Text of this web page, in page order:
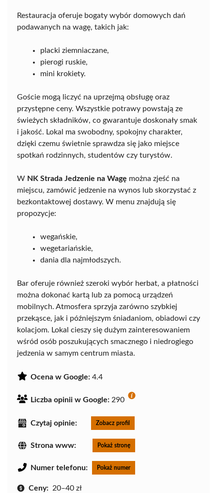
Restauracja oferuje bogaty wybór domowych dań
podawanych na wagę, takich jak:
placki ziemniaczane,
pierogi ruskie,
mini krokiety.
Goście mogą liczyć na uprzejmą obsługę oraz
przystępne ceny. Wszystkie potrawy powstają ze
świeżych składników, co gwarantuje doskonały smak
i jakość. Lokal ma swobodny, spokojny charakter,
dzięki czemu świetnie sprawdza się jako miejsce
spotkań rodzinnych, studentów czy turystów.
W NK Strada Jedzenie na Wagę można zjeść na
miejscu, zamówić jedzenie na wynos lub skorzystać z
bezkontaktowej dostawy. W menu znajdują się
propozycje:
wegańskie,
wegetariańskie,
dania dla najmłodszych.
Bar oferuje również szeroki wybór herbat, a płatności
można dokonać kartą lub za pomocą urządzeń
mobilnych. Atmosfera sprzyja zarówno szybkiej
przekąsce, jak i późniejszym śniadaniom, obiadowi czy
kolacjom. Lokal cieszy się dużym zainteresowaniem
wśród osób poszukujących smacznego i niedrogiego
jedzenia w samym centrum miasta.
Ocena w Google: 4.4
Liczba opinii w Google: 290
Czytaj opinie: Zobacz profil
Strona www: Pokaż stronę
Numer telefonu: Pokaż numer
Ceny: 20–40 zł